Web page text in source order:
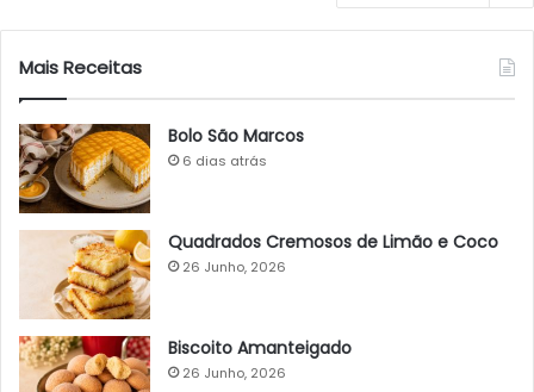
Mais Receitas
Bolo São Marcos
6 dias atrás
Quadrados Cremosos de Limão e Coco
26 Junho, 2026
Biscoito Amanteigado
26 Junho, 2026